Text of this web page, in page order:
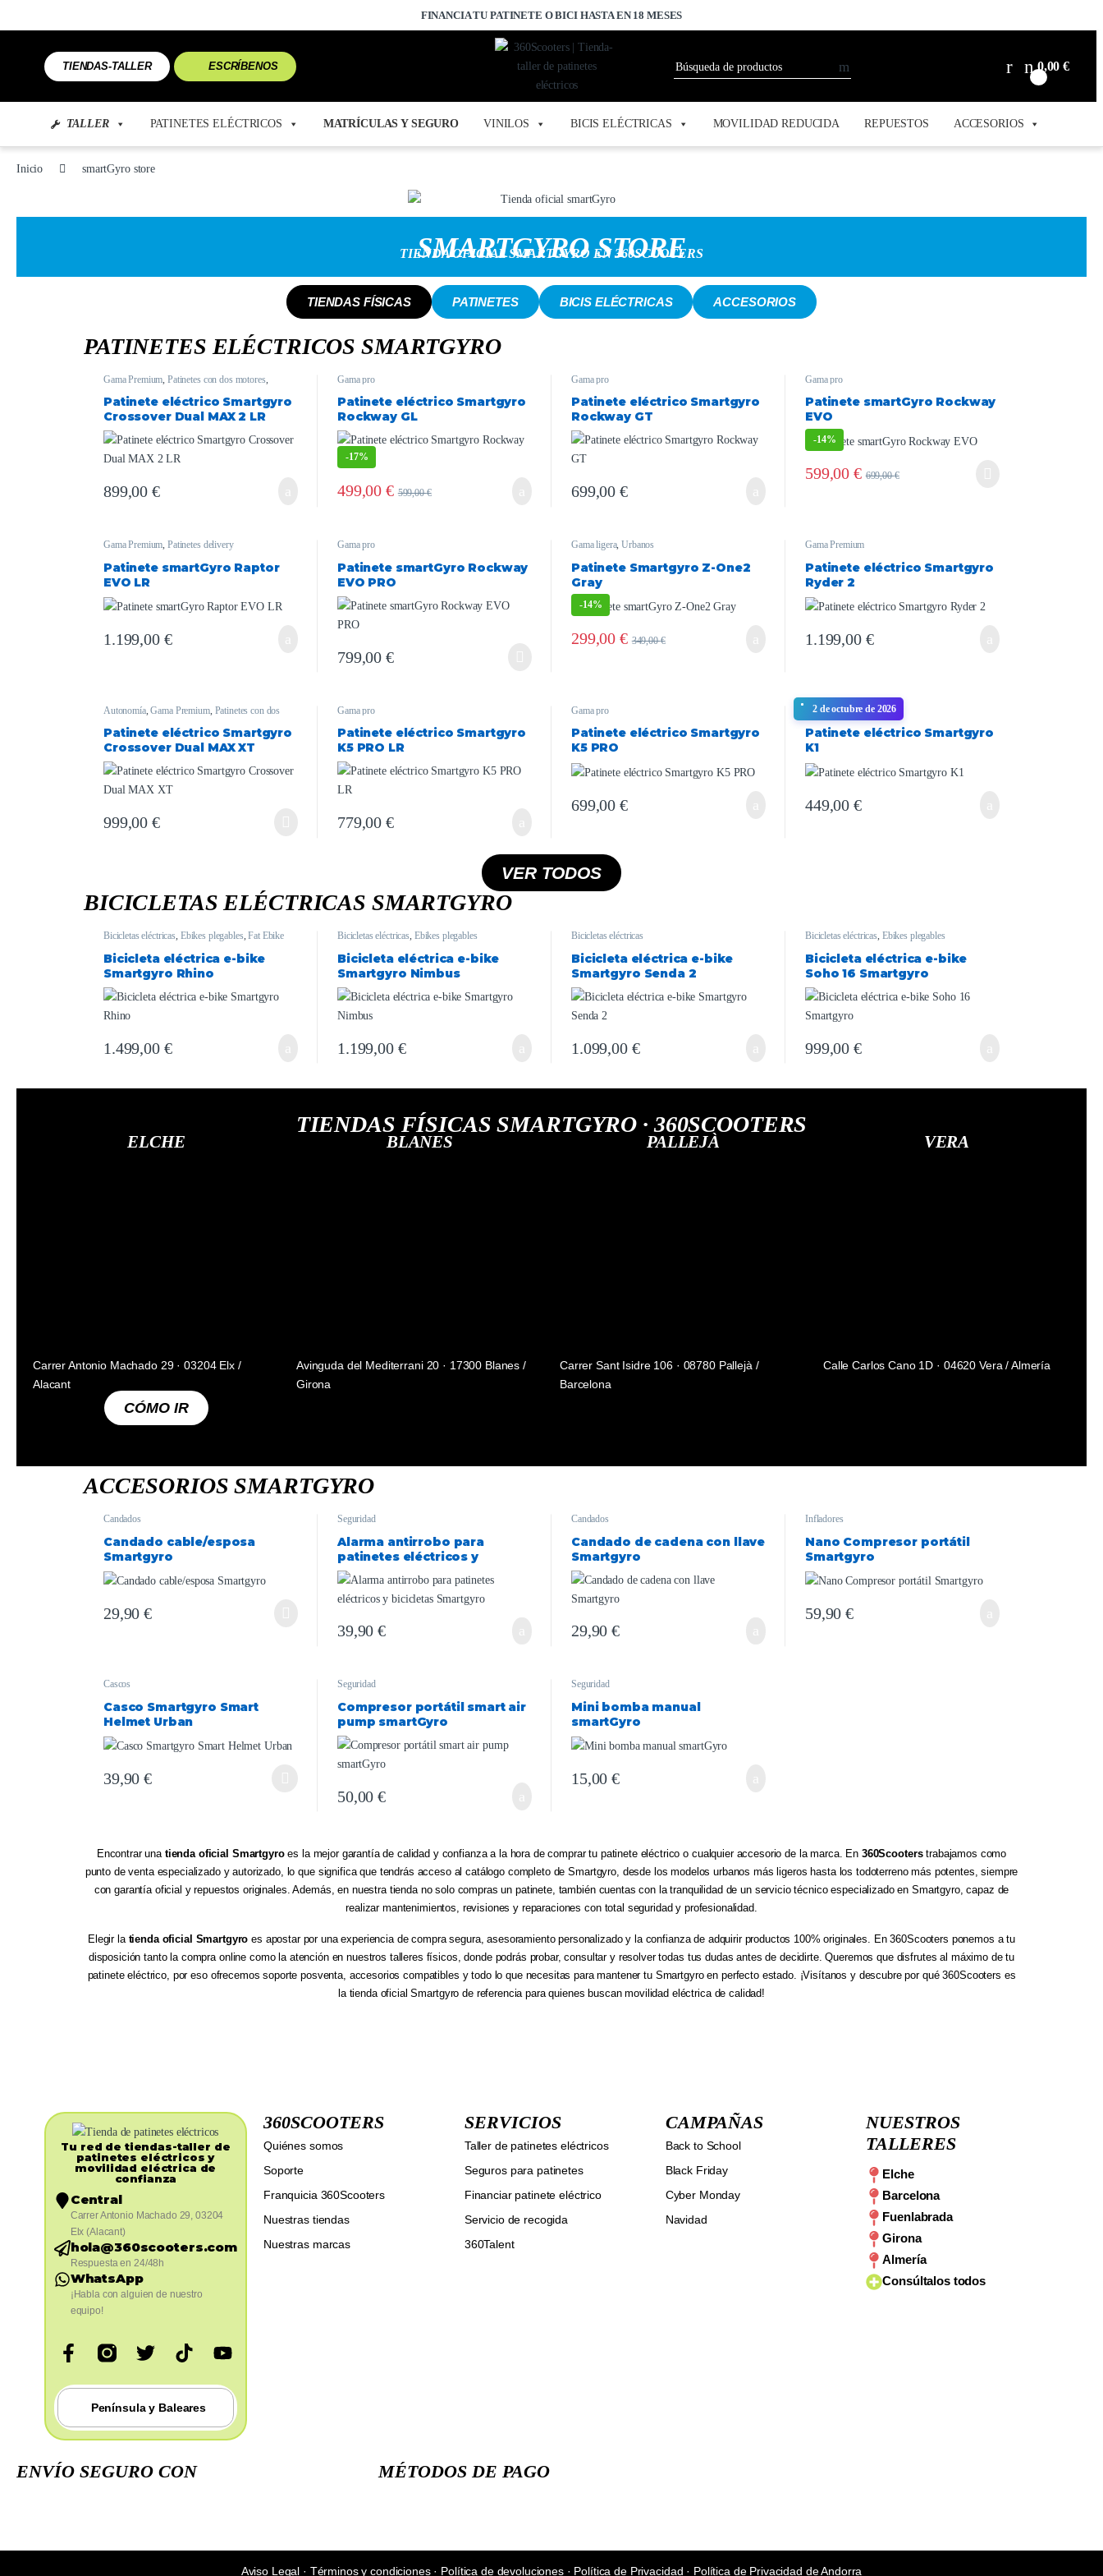
FINANCIA TU PATINETE O BICI HASTA EN 18 MESES
TIENDAS-TALLER ESCRÍBENOS 0,00€
TALLER PATINETES ELÉCTRICOS MATRÍCULAS Y SEGURO VINILOS BICIS ELÉCTRICAS MOVILIDAD REDUCIDA REPUESTOS ACCESORIOS
Inicio smartGyro store
SMARTGYRO STORE
TIENDA OFICIAL SMARTGYRO EN 360SCOOTERS
TIENDAS FÍSICAS PATINETES BICIS ELÉCTRICAS ACCESORIOS
PATINETES ELÉCTRICOS SMARTGYRO
Gama Premium ,Patinetes con dos motores,
Patinete eléctrico Smartgyro
Crossover Dual MAX 2 LR
899,00€
Gama pro
Patinete eléctrico Smartgyro
Rockway GL
-17%
499,00€ 599,00€
Gama pro
Patinete eléctrico Smartgyro
Rockway GT
699,00€
Gama pro
Patinete smartGyro Rockway
EVO
-14%
599,00€ 699,00€
Gama Premium,Patinetes delivery
Patinete smartGyro Raptor
EVO LR
1.199,00 €
Gama pro
Patinete smartGyro Rockway
EVO PRO
799,00€
Gama ligera,Urbanos
Patinete Smartgyro Z-One2
Gray
-14%
299,00€ 349,00€
Gama Premium
Patinete eléctrico Smartgyro
Ryder 2
1.199,00 €
Autonomía,Gama Premium, Patinetes con dos
Patinete eléctrico Smartgyro
Crossover Dual MAX XT
999,00€
Gama pro
Patinete eléctrico Smartgyro
K5 PRO LR
779,00€
Gama pro
Patinete eléctrico Smartgyro
K5 PRO
699,00€
2 de octubre de 2026
Gama ligera,Urbanos
Patinete eléctrico Smartgyro
K1
449,00€
VER TODOS
BICICLETAS ELÉCTRICAS SMARTGYRO
Bicicletas eléctricas, Ebikes plegables,Fat Ebike
Bicicleta eléctrica e-bike
Smartgyro Rhino
1.499,00 €
Bicicletas eléctricas, Ebikes plegables
Bicicleta eléctrica e-bike
Smartgyro Nimbus
1.199,00 €
Bicicletas eléctricas
Bicicleta eléctrica e-bike
Smartgyro Senda 2
1.099,00 €
Bicicletas eléctricas, Ebikes plegables
Bicicleta eléctrica e-bike
Soho 16 Smartgyro
999,00€
TIENDAS FÍSICAS SMARTGYRO · 360SCOOTERS
ELCHE
Carrer Antonio Machado 29 · 03204 Elx /
Alacant
CÓMO IR
BLANES
Avinguda del Mediterrani 20 · 17300 Blanes /
Girona
PALLEJÀ
Carrer Sant Isidre 106 · 08780 Pallejà /
Barcelona
VERA
Calle Carlos Cano 1D · 04620 Vera / Almería
ACCESORIOS SMARTGYRO
Candados
Candado cable/esposa
Smartgyro
29,90€
Seguridad
Alarma antirrobo para
patinetes eléctricos y
bicicletas Smartgyro
39,90€
Candados
Candado de cadena con llave
Smartgyro
29,90€
Infladores
Nano Compresor portátil
Smartgyro
59,90€
Cascos
Casco Smartgyro Smart
Helmet Urban
39,90€
Seguridad
Compresor portátil smart air
pump smartGyro
50,00€
Seguridad
Mini bomba manual
smartGyro
15,00€
Encontrar una tienda oficial Smartgyroes la mejor garantía de calidad y confianza a la hora de comprar tu patinete eléctrico o cualquier accesorio de la marca. En 360Scooterstrabajamos como
punto de venta especializado y autorizado, lo que significa que tendrás acceso al catálogo completo de Smartgyro, desde los modelos urbanos más ligeros hasta los todoterreno más potentes, siempre
con garantía oficial y repuestos originales. Además, en nuestra tienda no solo compras un patinete, también cuentas con la tranquilidad de un servicio técnico especializado en Smartgyro, capaz de
realizar mantenimientos, revisiones y reparaciones con total seguridad y profesionalidad.
Elegir la tienda oficial Smartgyro es apostar por una experiencia de compra segura, asesoramiento personalizado y la confianza de adquirir productos 100% originales. En 360Scooters ponemos a tu
disposición tanto la compra online como la atención en nuestros talleres físicos, donde podrás probar, consultar y resolver todas tus dudas antes de decidirte. Queremos que disfrutes al máximo de tu
patinete eléctrico, por eso ofrecemos soporte posventa, accesorios compatibles y todo lo que necesitas para mantener tu Smartgyro en perfecto estado. ¡Visítanos y descubre por qué 360Scooters es
la tienda oficial Smartgyro de referencia para quienes buscan movilidad eléctrica de calidad!
Tu red de tiendas-taller de
patinetes eléctricos y
movilidad eléctrica de
confianza​
Central
Carrer Antonio Machado 29, 03204
Elx (Alacant)
hola@360scooters.com
Respuesta en 24/48h
WhatsApp
¡Habla con alguien de nuestro
equipo!
Península y Baleares
360SCOOTERS
Quiénes somos
Soporte
Franquicia 360Scooters
Nuestras tiendas
Nuestras marcas
SERVICIOS
Taller de patinetes eléctricos
Seguros para patinetes
Financiar patinete eléctrico
Servicio de recogida
360Talent
CAMPAÑAS
Back to School
Black Friday
Cyber Monday
Navidad
NUESTROS
TALLERES
Elche
Barcelona
Fuenlabrada
Girona
Almería
Consúltalos todos
ENVÍO SEGURO CON MÉTODOS DE PAGO
Aviso Legal · Términos y condiciones· Política de devoluciones· Política de Privacidad · Política de Privacidad de Andorra